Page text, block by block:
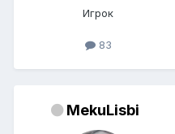
Игрок
83
MekuLisbi